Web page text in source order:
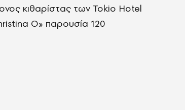
κιθαρίστας των Tokio Hotel
O» παρουσία 120